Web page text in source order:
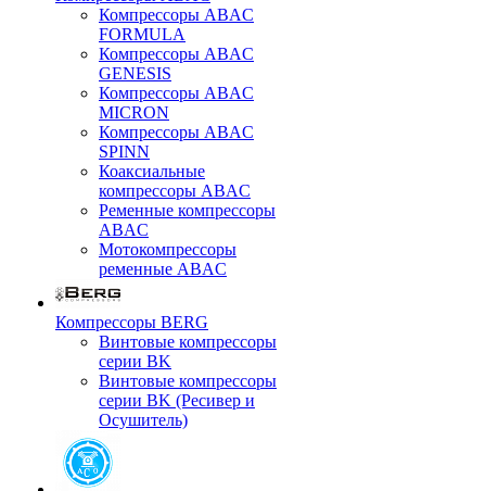
Компрессоры ABAC
FORMULA
Компрессоры ABAC
GENESIS
Компрессоры ABAC
MICRON
Компрессоры ABAC
SPINN
Коаксиальные
компрессоры ABAC
Ременные компрессоры
ABAC
Мотокомпрессоры
ременные ABAC
Компрессоры BERG
Винтовые компрессоры
серии BK
Винтовые компрессоры
серии BK (Ресивер и
Осушитель)